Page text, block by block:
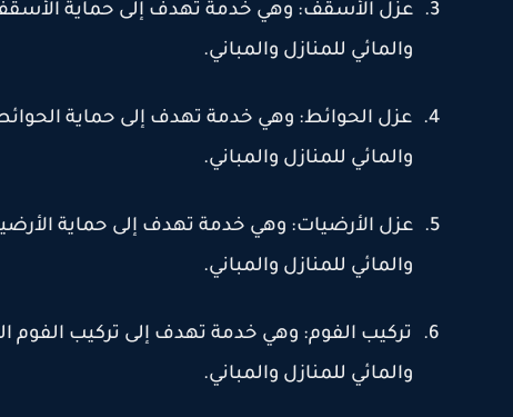
3.
عزل الأسقف: وهي خدمة تهدف إلى حماية الأسقف
والمائي للمنازل والمباني.
4.
عزل الحوائط: وهي خدمة تهدف إلى حماية
والمائي للمنازل والمباني.
5.
عزل الأرضيات: وهي خدمة تهدف إلى حماية
والمائي للمنازل والمباني.
6.
تركيب الفوم: وهي خدمة تهدف إلى تركيب الفوم
والمائي للمنازل والمباني.